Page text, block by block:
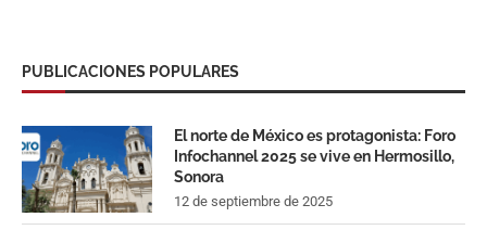
PUBLICACIONES POPULARES
El norte de México es protagonista: Foro
Infochannel 2025 se vive en Hermosillo,
Sonora
12 de septiembre de 2025